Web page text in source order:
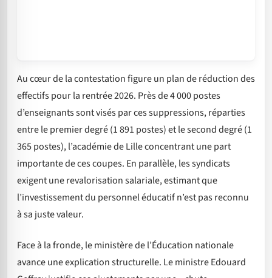
Au cœur de la contestation figure un plan de réduction des
effectifs pour la rentrée 2026. Près de 4 000 postes
d’enseignants sont visés par ces suppressions, réparties
entre le premier degré (1 891 postes) et le second degré (1
365 postes), l’académie de Lille concentrant une part
importante de ces coupes. En parallèle, les syndicats
exigent une revalorisation salariale, estimant que
l’investissement du personnel éducatif n’est pas reconnu
à sa juste valeur.
Face à la fronde, le ministère de l’Éducation nationale
avance une explication structurelle. Le ministre Edouard